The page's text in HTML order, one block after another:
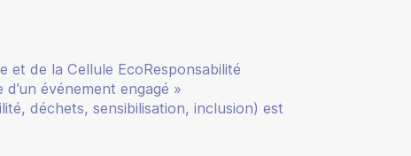
et de la Cellule EcoResponsabilité
événement engagé »
déchets, sensibilisation, inclusion) est